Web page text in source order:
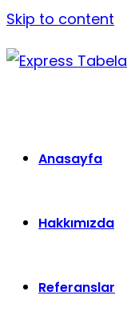
Skip to content
Anasayfa
Hakkımızda
Referanslar